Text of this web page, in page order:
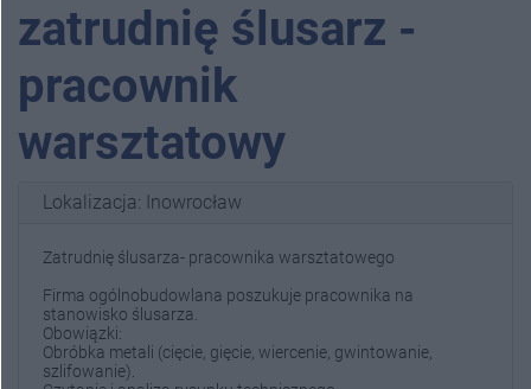
zatrudnię ślusarz -
pracownik
warsztatowy
Lokalizacja: Inowrocław
Zatrudnię ślusarza- pracownika warsztatowego
Firma ogólnobudowlana poszukuje pracownika na
stanowisko ślusarza.
Obowiązki:
Obróbka metali (cięcie, gięcie, wiercenie, gwintowanie,
szlifowanie).